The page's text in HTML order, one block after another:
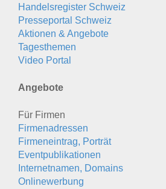
Handelsregister Schweiz
Presseportal Schweiz
Aktionen & Angebote
Tagesthemen
Video Portal
Angebote
Für Firmen
Firmenadressen
Firmeneintrag, Porträt
Eventpublikationen
Internetnamen, Domains
Onlinewerbung